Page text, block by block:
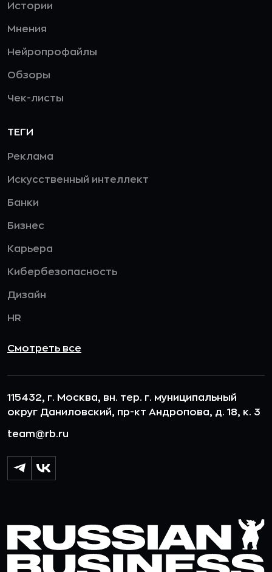
Истории
Мнения
Нейропрофайлы
Обзоры
Чек-листы
ТЕГИ
Реклама
Искусственный интеллект
Банки
Бизнес
Карьера
Кибербезопасность
Дизайн
HR
Смотреть все
115432, г. Москва, вн. тер. г. муниципальный
округ Даниловский, пр-кт Андропова, д. 18, к. 3
team@rb.ru